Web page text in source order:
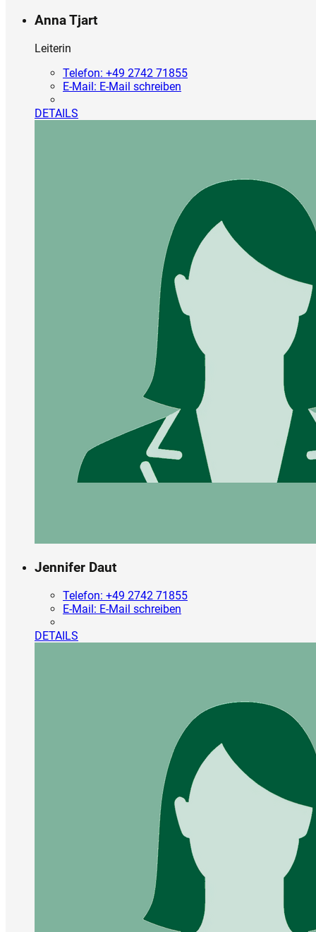
Anna Tjart
Leiterin
Telefon: +49 2742 71855
E-Mail: E-Mail schreiben
DETAILS
Jennifer Daut
Telefon: +49 2742 71855
E-Mail: E-Mail schreiben
DETAILS